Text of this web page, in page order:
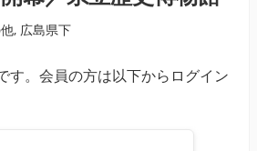
, 広島県下
す。会員の方は以下からログイン